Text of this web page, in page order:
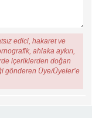
edici, hakaret ve
ahlaka aykırı,
içeriklerden doğan
gönderen Üye/Üyeler’e